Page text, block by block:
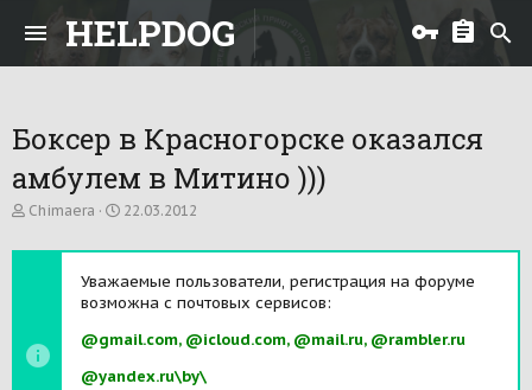
HELPDOG
Боксер в Красногорске оказался
амбулем в Митино )))
А
т
м
ы
Chimaera
Д
т
н
а
а
а
22.03.2012
Уважаемые пользователи, регистрация на форуме
возможна с почтовых сервисов:
@gmail.com, @icloud.com, @mail.ru, @rambler.ru
@yandex.ru\by\